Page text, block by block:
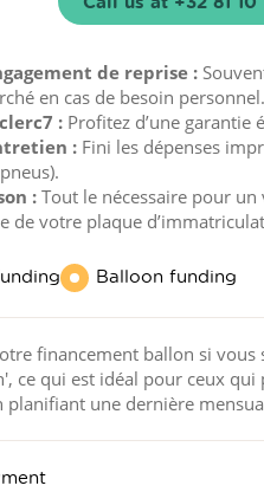
de reprise :
en cas de besoin personnel.
: Profitez d’une garantie
: Fini les dépenses
: Tout le nécessaire pour
de votre plaque
Balloon funding
financement ballon si
ce qui est idéal pour ceux
planifiant une dernière